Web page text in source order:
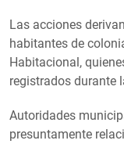
Las acciones
habitantes de
Habitacional,
registrados durante
Autoridades
presuntamente